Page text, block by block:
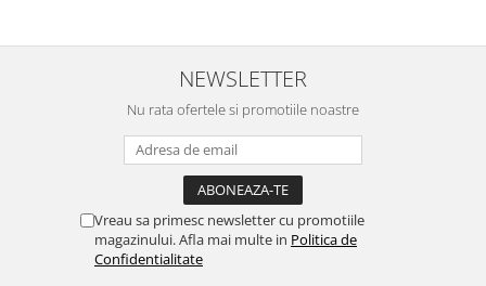
NEWSLETTER
Nu rata ofertele si promotiile noastre
Vreau sa primesc newsletter cu promotiile
magazinului. Afla mai multe in Politica de
Confidentialitate